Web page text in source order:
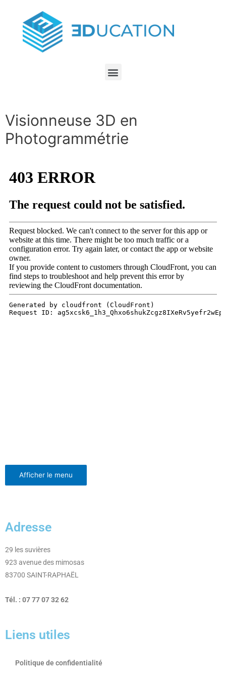
Visionneuse 3D en
Photogrammétrie
Afficher le menu
Adresse
29 les suvières
923 avenue des mimosas
83700 SAINT-RAPHAËL
Tél. : 07 77 07 32 62
Liens utiles
Politique de confidentialité